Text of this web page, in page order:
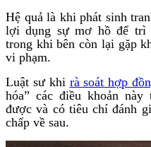
Hệ quả là khi phát sinh
lợi dụng sự mơ hồ để trì
trong khi bên còn lại gặp
vi phạm.
Luật sư khi rà soát hợp
hóa” các điều khoản
được và có tiêu chí đánh
chấp về sau.